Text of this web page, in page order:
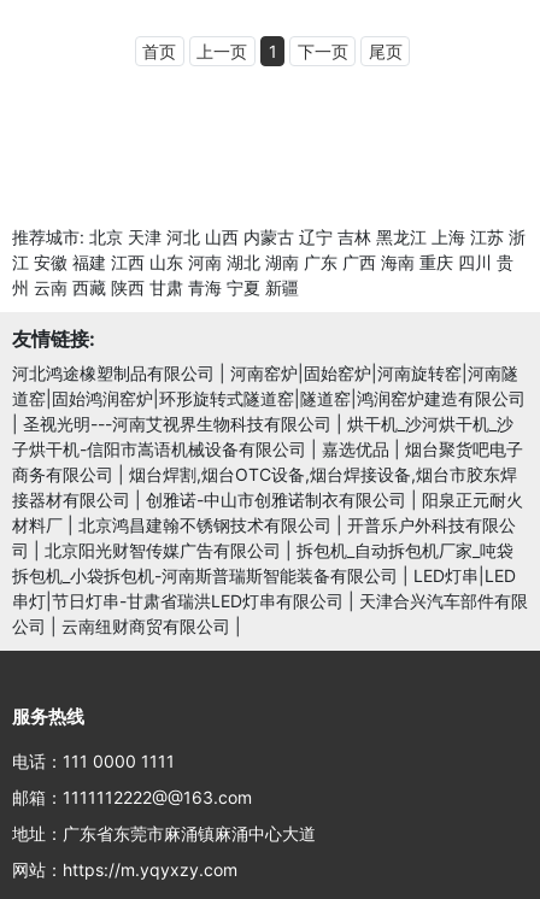
首页 上一页 1 下一页 尾页
推荐城市: 北京 天津 河北 山西 内蒙古 辽宁 吉林 黑龙江 上海 江苏 浙
江 安徽 福建 江西 山东 河南 湖北 湖南 广东 广西 海南 重庆 四川 贵
州 云南 西藏 陕西 甘肃 青海 宁夏 新疆
友情链接:
河北鸿途橡塑制品有限公司
河南窑炉|固始窑炉|河南旋转窑|河南隧
道窑|固始鸿润窑炉|环形旋转式隧道窑|隧道窑|鸿润窑炉建造有限公司
圣视光明---河南艾视界生物科技有限公司
烘干机_沙河烘干机_沙
子烘干机-信阳市嵩语机械设备有限公司
嘉选优品
烟台聚货吧电子
商务有限公司
烟台焊割,烟台OTC设备,烟台焊接设备,烟台市胶东焊
接器材有限公司
创雅诺-中山市创雅诺制衣有限公司
阳泉正元耐火
材料厂
北京鸿昌建翰不锈钢技术有限公司
开普乐户外科技有限公
司
北京阳光财智传媒广告有限公司
拆包机_自动拆包机厂家_吨袋
拆包机_小袋拆包机-河南斯普瑞斯智能装备有限公司
LED灯串|LED
串灯|节日灯串-甘肃省瑞洪LED灯串有限公司
天津合兴汽车部件有限
公司
云南纽财商贸有限公司
服务热线
电话：111 0000 1111
邮箱：1111112222@@163.com
地址：广东省东莞市麻涌镇麻涌中心大道
网站：https://m.yqyxzy.com